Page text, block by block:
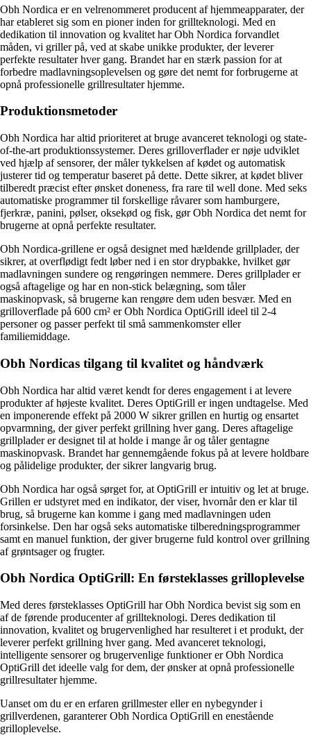
Obh Nordica er en velrenommeret producent af hjemmeapparater, der
har etableret sig som en pioner inden for grillteknologi. Med en
dedikation til innovation og kvalitet har Obh Nordica forvandlet
måden, vi griller på, ved at skabe unikke produkter, der leverer
perfekte resultater hver gang. Brandet har en stærk passion for at
forbedre madlavningsoplevelsen og gøre det nemt for forbrugerne at
opnå professionelle grillresultater hjemme.
Produktionsmetoder
Obh Nordica har altid prioriteret at bruge avanceret teknologi og state-
of-the-art produktionssystemer. Deres grilloverflader er nøje udviklet
ved hjælp af sensorer, der måler tykkelsen af kødet og automatisk
justerer tid og temperatur baseret på dette. Dette sikrer, at kødet bliver
tilberedt præcist efter ønsket doneness, fra rare til well done. Med seks
automatiske programmer til forskellige råvarer som hamburgere,
fjerkræ, panini, pølser, oksekød og fisk, gør Obh Nordica det nemt for
brugerne at opnå perfekte resultater.
Obh Nordica-grillene er også designet med hældende grillplader, der
sikrer, at overflødigt fedt løber ned i en stor drypbakke, hvilket gør
madlavningen sundere og rengøringen nemmere. Deres grillplader er
også aftagelige og har en non-stick belægning, som tåler
maskinopvask, så brugerne kan rengøre dem uden besvær. Med en
grilloverflade på 600 cm² er Obh Nordica OptiGrill ideel til 2-4
personer og passer perfekt til små sammenkomster eller
familiemiddage.
Obh Nordicas tilgang til kvalitet og håndværk
Obh Nordica har altid været kendt for deres engagement i at levere
produkter af højeste kvalitet. Deres OptiGrill er ingen undtagelse. Med
en imponerende effekt på 2000 W sikrer grillen en hurtig og ensartet
opvarmning, der giver perfekt grillning hver gang. Deres aftagelige
grillplader er designet til at holde i mange år og tåler gentagne
maskinopvask. Brandet har gennemgående fokus på at levere holdbare
og pålidelige produkter, der sikrer langvarig brug.
Obh Nordica har også sørget for, at OptiGrill er intuitiv og let at bruge.
Grillen er udstyret med en indikator, der viser, hvornår den er klar til
brug, så brugerne kan komme i gang med madlavningen uden
forsinkelse. Den har også seks automatiske tilberedningsprogrammer
samt en manuel funktion, der giver brugerne fuld kontrol over grillning
af grøntsager og frugter.
Obh Nordica OptiGrill: En førsteklasses grilloplevelse
Med deres førsteklasses OptiGrill har Obh Nordica bevist sig som en
af de førende producenter af grillteknologi. Deres dedikation til
innovation, kvalitet og brugervenlighed har resulteret i et produkt, der
leverer perfekt grillning hver gang. Med avanceret teknologi,
intelligente sensorer og brugervenlige funktioner er Obh Nordica
OptiGrill det ideelle valg for dem, der ønsker at opnå professionelle
grillresultater hjemme.
Uanset om du er en erfaren grillmester eller en nybegynder i
grillverdenen, garanterer Obh Nordica OptiGrill en enestående
grilloplevelse.